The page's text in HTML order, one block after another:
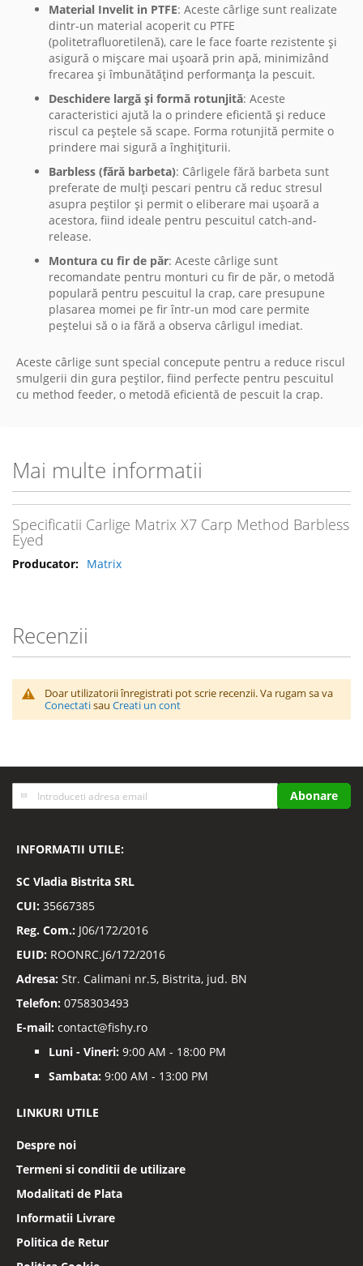
Material Invelit in PTFE: Aceste cârlige sunt realizate
dintr-un material acoperit cu PTFE
(politetrafluoretilenă), care le face foarte rezistente și
asigură o mișcare mai ușoară prin apă, minimizând
frecarea și îmbunătățind performanța la pescuit.
Deschidere largă și formă rotunjită: Aceste
caracteristici ajută la o prindere eficientă și reduce
riscul ca peștele să scape. Forma rotunjită permite o
prindere mai sigură a înghițiturii.
Barbless (fără barbeta): Cârligele fără barbeta sunt
preferate de mulți pescari pentru că reduc stresul
asupra peștilor și permit o eliberare mai ușoară a
acestora, fiind ideale pentru pescuitul catch-and-
release.
Montura cu fir de păr: Aceste cârlige sunt
recomandate pentru monturi cu fir de păr, o metodă
populară pentru pescuitul la crap, care presupune
plasarea momei pe fir într-un mod care permite
peștelui să o ia fără a observa cârligul imediat.
Aceste cârlige sunt special concepute pentru a reduce riscul
smulgerii din gura peștilor, fiind perfecte pentru pescuitul
cu method feeder, o metodă eficientă de pescuit la crap.
Mai multe informatii
Specificatii Carlige Matrix X7 Carp Method Barbless
Eyed
Matrix
Recenzii
Doar utilizatorii înregistrati pot scrie recenzii. Va rugam sa va
Conectatisau Creati un cont
Inscrieti-
va
noastre
Abonare
INFORMATII UTILE:
SC Vladia Bistrita SRL
CUI: 35667385
Reg. Com.: J06/172/2016
EUID: ROONRC.J6/172/2016
Adresa: Str. Calimani nr.5, Bistrita, jud. BN
Telefon: 0758303493
E-mail: contact@fishy.ro
Luni - Vineri: 9:00 AM - 18:00 PM
Sambata: 9:00 AM - 13:00 PM
LINKURI UTILE
Despre noi
Termeni si conditii de utilizare
Modalitati de Plata
Informatii Livrare
Politica de Retur